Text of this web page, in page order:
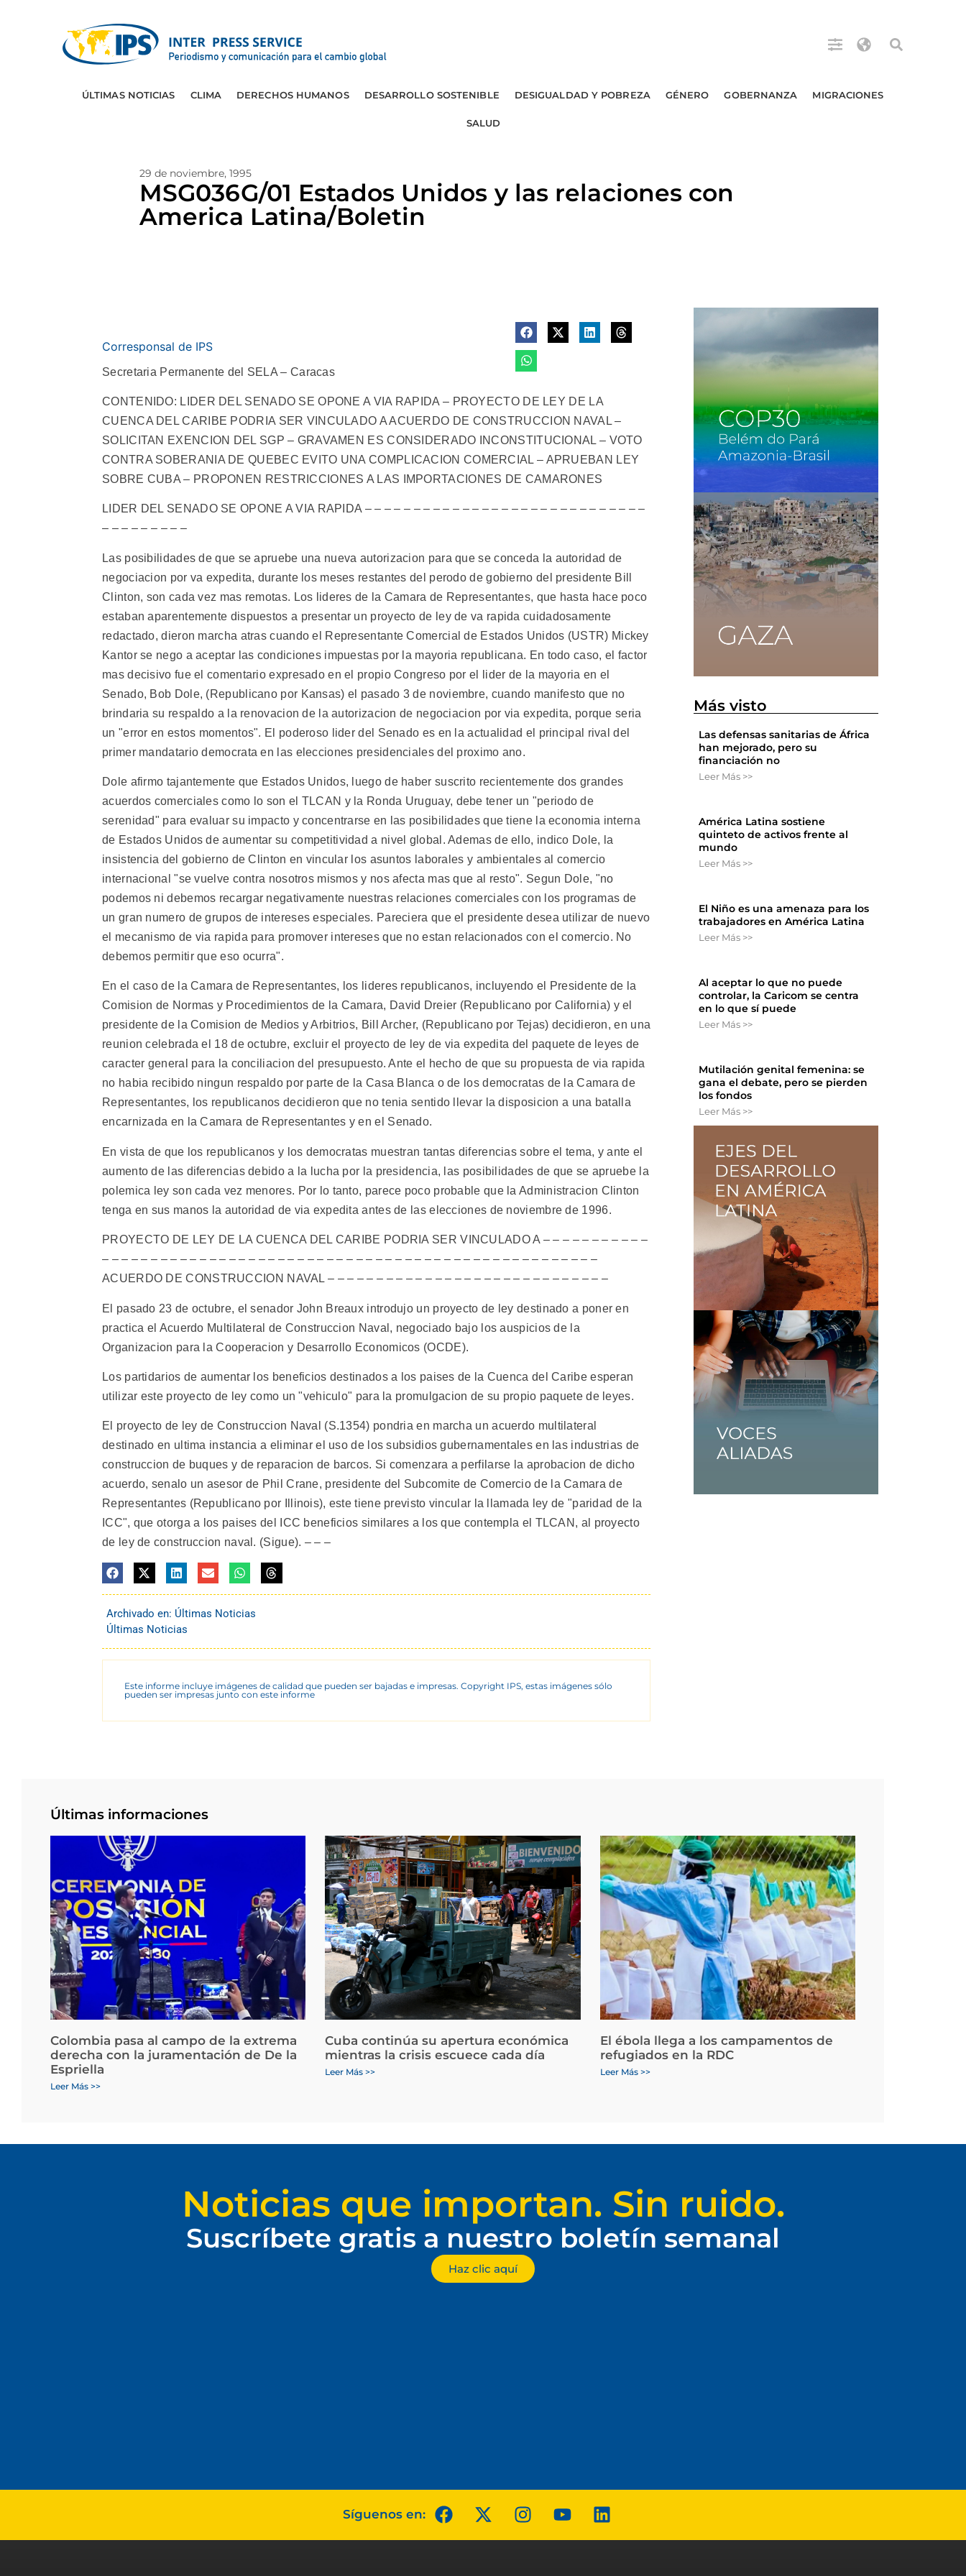
ÚLTIMAS NOTICIAS CLIMA DERECHOS HUMANOS DESARROLLO SOSTENIBLE DESIGUALDAD Y POBREZA GÉNERO GOBERNANZA MIGRACIONES
SALUD
29 de noviembre, 1995
MSG036G/01 Estados Unidos y las relaciones con
America Latina/Boletin
Corresponsal de IPS
Secretaria Permanente del SELA – Caracas
CONTENIDO: LIDER DEL SENADO SE OPONE A VIA RAPIDA – PROYECTO DE LEY DE LA
CUENCA DEL CARIBE PODRIA SER VINCULADO A ACUERDO DE CONSTRUCCION NAVAL –
SOLICITAN EXENCION DEL SGP – GRAVAMEN ES CONSIDERADO INCONSTITUCIONAL – VOTO
CONTRA SOBERANIA DE QUEBEC EVITO UNA COMPLICACION COMERCIAL – APRUEBAN LEY
SOBRE CUBA – PROPONEN RESTRICCIONES A LAS IMPORTACIONES DE CAMARONES
LIDER DEL SENADO SE OPONE A VIA RAPIDA – – – – – – – – – – – – – – – – – – – – – – – – – – – – –
– – – – – – – – –
Las posibilidades de que se apruebe una nueva autorizacion para que se conceda la autoridad de
negociacion por va expedita, durante los meses restantes del perodo de gobierno del presidente Bill
Clinton, son cada vez mas remotas. Los lideres de la Camara de Representantes, que hasta hace poco
estaban aparentemente dispuestos a presentar un proyecto de ley de va rapida cuidadosamente
redactado, dieron marcha atras cuando el Representante Comercial de Estados Unidos (USTR) Mickey
Kantor se nego a aceptar las condiciones impuestas por la mayoria republicana. En todo caso, el factor
mas decisivo fue el comentario expresado en el propio Congreso por el lider de la mayoria en el
Senado, Bob Dole, (Republicano por Kansas) el pasado 3 de noviembre, cuando manifesto que no
brindaria su respaldo a la renovacion de la autorizacion de negociacion por via expedita, porque seria
un "error en estos momentos". El poderoso lider del Senado es en la actualidad el principal rival del
primer mandatario democrata en las elecciones presidenciales del proximo ano.
Dole afirmo tajantemente que Estados Unidos, luego de haber suscrito recientemente dos grandes
acuerdos comerciales como lo son el TLCAN y la Ronda Uruguay, debe tener un "periodo de
serenidad" para evaluar su impacto y concentrarse en las posibilidades que tiene la economia interna
de Estados Unidos de aumentar su competitividad a nivel global. Ademas de ello, indico Dole, la
insistencia del gobierno de Clinton en vincular los asuntos laborales y ambientales al comercio
internacional "se vuelve contra nosotros mismos y nos afecta mas que al resto". Segun Dole, "no
podemos ni debemos recargar negativamente nuestras relaciones comerciales con los programas de
un gran numero de grupos de intereses especiales. Pareciera que el presidente desea utilizar de nuevo
el mecanismo de via rapida para promover intereses que no estan relacionados con el comercio. No
debemos permitir que eso ocurra".
En el caso de la Camara de Representantes, los lideres republicanos, incluyendo el Presidente de la
Comision de Normas y Procedimientos de la Camara, David Dreier (Republicano por California) y el
presidente de la Comision de Medios y Arbitrios, Bill Archer, (Republicano por Tejas) decidieron, en una
reunion celebrada el 18 de octubre, excluir el proyecto de ley de via expedita del paquete de leyes de
caracter general para la conciliacion del presupuesto. Ante el hecho de que su propuesta de via rapida
no habia recibido ningun respaldo por parte de la Casa Blanca o de los democratas de la Camara de
Representantes, los republicanos decidieron que no tenia sentido llevar la disposicion a una batalla
encarnizada en la Camara de Representantes y en el Senado.
En vista de que los republicanos y los democratas muestran tantas diferencias sobre el tema, y ante el
aumento de las diferencias debido a la lucha por la presidencia, las posibilidades de que se apruebe la
polemica ley son cada vez menores. Por lo tanto, parece poco probable que la Administracion Clinton
tenga en sus manos la autoridad de via expedita antes de las elecciones de noviembre de 1996.
PROYECTO DE LEY DE LA CUENCA DEL CARIBE PODRIA SER VINCULADO A – – – – – – – – – – –
– – – – – – – – – – – – – – – – – – – – – – – – – – – – – – – – – – – – – – – – – – – – – – – – – – –
ACUERDO DE CONSTRUCCION NAVAL – – – – – – – – – – – – – – – – – – – – – – – – – – – – –
El pasado 23 de octubre, el senador John Breaux introdujo un proyecto de ley destinado a poner en
practica el Acuerdo Multilateral de Construccion Naval, negociado bajo los auspicios de la
Organizacion para la Cooperacion y Desarrollo Economicos (OCDE).
Los partidarios de aumentar los beneficios destinados a los paises de la Cuenca del Caribe esperan
utilizar este proyecto de ley como un "vehiculo" para la promulgacion de su propio paquete de leyes.
El proyecto de ley de Construccion Naval (S.1354) pondria en marcha un acuerdo multilateral
destinado en ultima instancia a eliminar el uso de los subsidios gubernamentales en las industrias de
construccion de buques y de reparacion de barcos. Si comenzara a perfilarse la aprobacion de dicho
acuerdo, senalo un asesor de Phil Crane, presidente del Subcomite de Comercio de la Camara de
Representantes (Republicano por Illinois), este tiene previsto vincular la llamada ley de "paridad de la
ICC", que otorga a los paises del ICC beneficios similares a los que contempla el TLCAN, al proyecto
de ley de construccion naval. (Sigue). – – –
Archivado en: Últimas Noticias
Últimas Noticias
Este informe incluye imágenes de calidad que pueden ser bajadas e impresas. Copyright IPS, estas imágenes sólo
pueden ser impresas junto con este informe
Más visto
Las defensas sanitarias de África
han mejorado, pero su
financiación no
Leer Más >>
América Latina sostiene
quinteto de activos frente al
mundo
Leer Más >>
El Niño es una amenaza para los
trabajadores en América Latina
Leer Más >>
Al aceptar lo que no puede
controlar, la Caricom se centra
en lo que sí puede
Leer Más >>
Mutilación genital femenina: se
gana el debate, pero se pierden
los fondos
Leer Más >>
Últimas informaciones
Colombia pasa al campo de la extrema
derecha con la juramentación de De la
Espriella
Leer Más >>
Cuba continúa su apertura económica
mientras la crisis escuece cada día
Leer Más >>
El ébola llega a los campamentos de
refugiados en la RDC
Leer Más >>
Noticias que importan. Sin ruido.
Suscríbete gratis a nuestro boletín semanal
Haz clic aquí
Síguenos en: